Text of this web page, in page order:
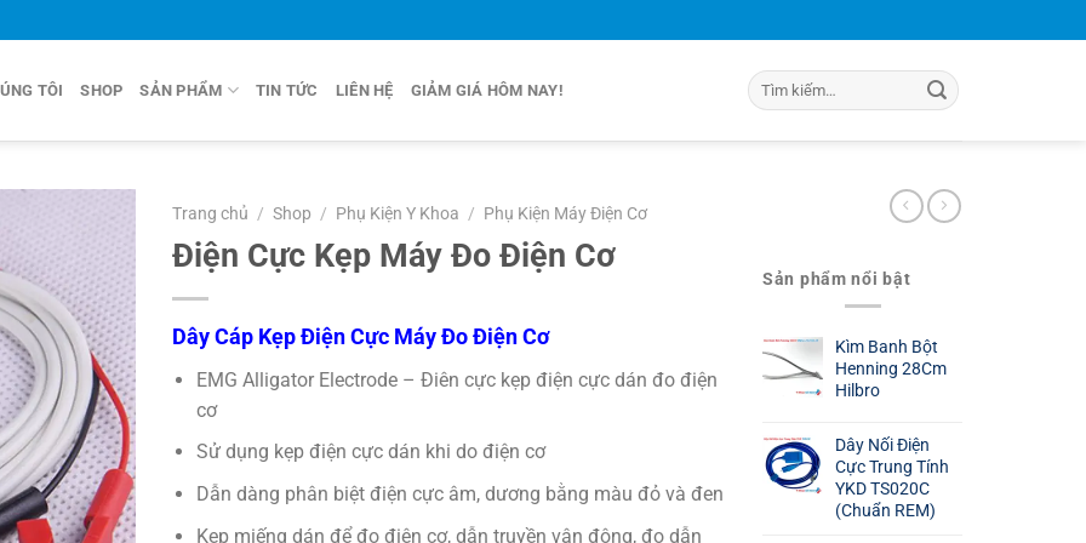
TÔI SHOP SẢN PHẨM TIN TỨC LIÊN HỆ GIẢM GIÁ HÔM NAY!
Tìm
kiếm:
Trang chủ / Shop / Phụ Kiện Y Khoa / Phụ Kiện Máy Điện Cơ
Điện Cực Kẹp Máy Đo Điện Cơ
Dây Cáp Kẹp Điện Cực Máy Đo Điện Cơ
EMG Alligator Electrode – Điên cực kẹp điện cực dán đo điện
cơ
Sử dụng kẹp điện cực dán khi do điện cơ
Dẫn dàng phân biệt điện cực âm, dương bằng màu đỏ và đen
Kẹp miếng dán để đo điện cơ, dẫn truyền vận động, đo dẫn
Sản phẩm nổi bật
Kìm Banh Bột
Henning 28Cm
Hilbro
Dây Nối Điện
Cực Trung Tính
YKD TS020C
(Chuẩn REM)